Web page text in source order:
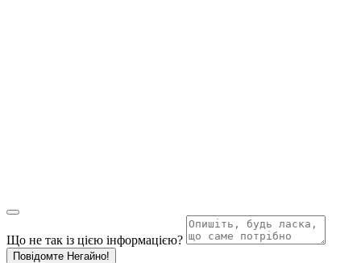
Що не так із цією інформацією?
Повідомте Негайно!